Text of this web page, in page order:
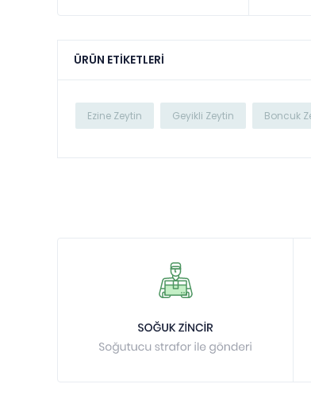
ÜRÜN ETIKETLERI
Ezine Zeytin Geyikli Zeytin Boncuk